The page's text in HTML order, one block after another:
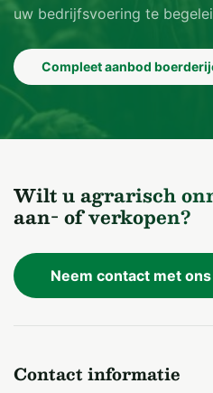
uw bedrijfsvoering te
Compleet aanbod
Wilt u agrarisch
aan- of verkopen?
Neem contact met
Contact informatie